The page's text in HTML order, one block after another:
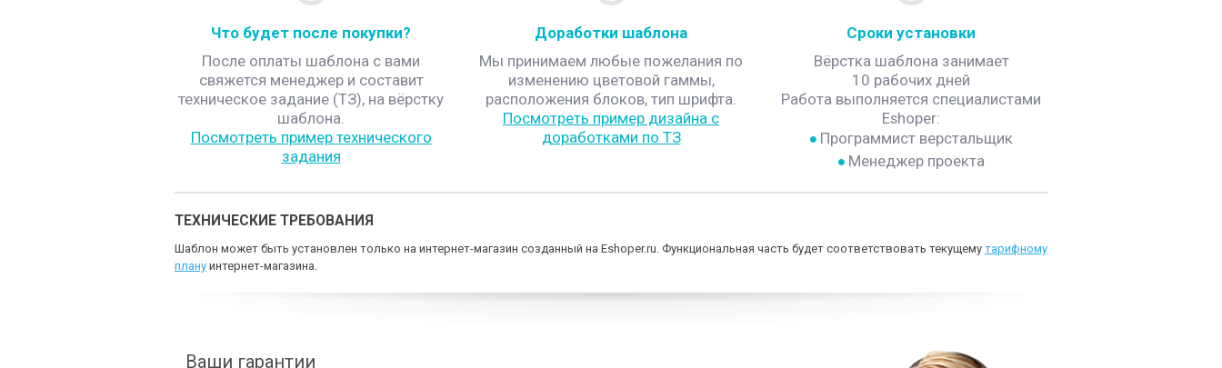
Что будет после покупки?
После оплаты шаблона с вами
свяжется менеджер и составит
техническое задание (ТЗ), на вёрстку
шаблона.
Посмотреть пример технического
задания
Доработки шаблона
Мы принимаем любые пожелания по
изменению цветовой гаммы,
расположения блоков, тип шрифта.
Посмотреть пример дизайна с
доработками по ТЗ
Сроки установки
Вёрстка шаблона занимает
10 рабочих дней
Работа выполняется специалистами
Eshoper:
Программист верстальщик
Менеджер проекта
ТЕХНИЧЕСКИЕ ТРЕБОВАНИЯ
Шаблон может быть установлен только на интернет-магазин созданный на Eshoper.ru. Функциональная часть будет соответствовать текущему тарифному
плану интернет-магазина.
Ваши гарантии